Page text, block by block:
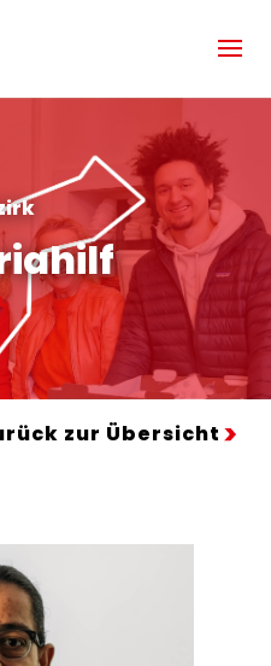
zur Übersicht